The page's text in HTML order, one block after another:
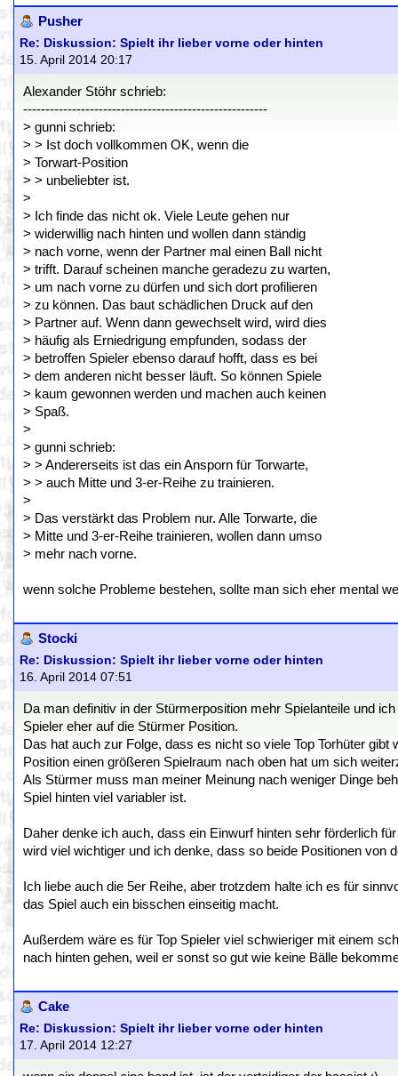
Pusher
Re: Diskussion: Spielt ihr lieber vorne oder hinten
15. April 2014 20:17
Alexander Stöhr schrieb:
-------------------------------------------------------
> gunni schrieb:
> > Ist doch vollkommen OK, wenn die
> Torwart-Position
> > unbeliebter ist.
>
> Ich finde das nicht ok. Viele Leute gehen nur
> widerwillig nach hinten und wollen dann ständig
> nach vorne, wenn der Partner mal einen Ball nicht
> trifft. Darauf scheinen manche geradezu zu warten,
> um nach vorne zu dürfen und sich dort profilieren
> zu können. Das baut schädlichen Druck auf den
> Partner auf. Wenn dann gewechselt wird, wird dies
> häufig als Erniedrigung empfunden, sodass der
> betroffen Spieler ebenso darauf hofft, dass es bei
> dem anderen nicht besser läuft. So können Spiele
> kaum gewonnen werden und machen auch keinen
> Spaß.
>
> gunni schrieb:
> > Andererseits ist das ein Ansporn für Torwarte,
> > auch Mitte und 3-er-Reihe zu trainieren.
>
> Das verstärkt das Problem nur. Alle Torwarte, die
> Mitte und 3-er-Reihe trainieren, wollen dann umso
> mehr nach vorne.
wenn solche Probleme bestehen, sollte man sich eher mental
Stocki
Re: Diskussion: Spielt ihr lieber vorne oder hinten
16. April 2014 07:51
Da man definitiv in der Stürmerposition mehr Spielanteile und
Spieler eher auf die Stürmer Position.
Das hat auch zur Folge, dass es nicht so viele Top Torhüter
Position einen größeren Spielraum nach oben hat um sich
Als Stürmer muss man meiner Meinung nach weniger Dinge
Spiel hinten viel variabler ist.
Daher denke ich auch, dass ein Einwurf hinten sehr förderlich
wird viel wichtiger und ich denke, dass so beide Positionen von
Ich liebe auch die 5er Reihe, aber trotzdem halte ich es für
das Spiel auch ein bisschen einseitig macht.
Außerdem wäre es für Top Spieler viel schwieriger mit einem
nach hinten gehen, weil er sonst so gut wie keine Bälle
Cake
Re: Diskussion: Spielt ihr lieber vorne oder hinten
17. April 2014 12:27